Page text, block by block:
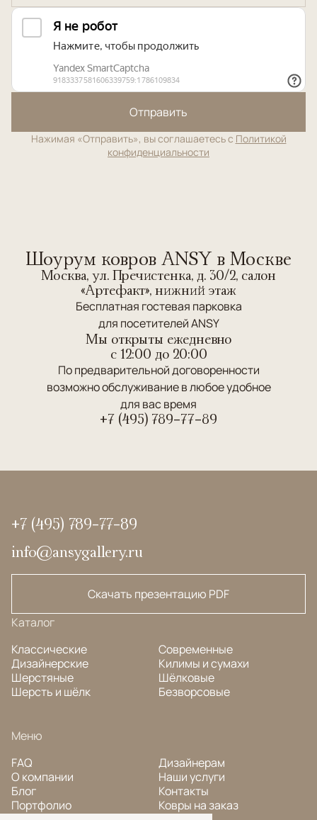
Отправить
Нажимая «Отправить», вы соглашаетесь с Политикой
конфиденциальности
Шоурум ковров ANSY в Москве
Москва, ул. Пречистенка, д. 30/2, салон
«Артефакт», нижний этаж
Бесплатная гостевая парковка
для посетителей ANSY
Мы открыты ежедневно
c 12:00 до 20:00
По предварительной договоренности
возможно обслуживание в любое удобное
для вас время
+7 (495) 789-77-89
+7 (495) 789-77-89
info@ansygallery.ru
Скачать презентацию PDF
Каталог
Классические
Дизайнерские
Шерстяные
Шерсть и шёлк
Современные
Килимы и сумахи
Шёлковые
Безворсовые
Меню
FAQ
О компании
Блог
Портфолио
Дизайнерам
Наши услуги
Контакты
Ковры на заказ